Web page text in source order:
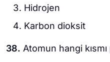
Hidrojen
Karbon dioksit
38. Atomun hangi